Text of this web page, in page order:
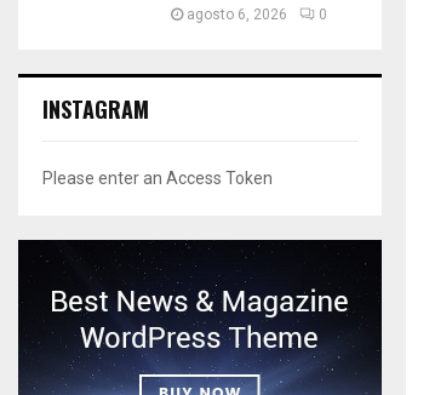
agosto 6, 2026 0
INSTAGRAM
Please enter an Access Token